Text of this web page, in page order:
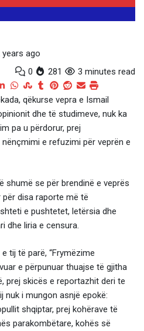
years ago
0
281
3 minutes read
LinkedIn
Whatsapp
StumbleUpon
TumblrPinterest
RedditShare
via
Email
qëkurse vepra e Ismail
dhe të studimeve, nuk ka
pa u përdorur, prej
e refuzimi për veprën e
shumë se për brendinë e veprës
disa raporte më të
e pushtetet, letërsia dhe
dhe liria e censura.
tij të parë, “Frymëzime
e përpunuar thuajse të gjitha
prej skicës e reportazhit deri te
nuk i mungon asnjë epokë:
shqiptar, prej kohërave të
parakombëtare, kohës së